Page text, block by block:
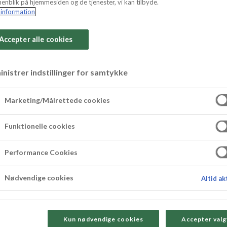
med nougat, rosiner og chokolade.
blandes i den bløde nougat, og
chokolade på hver side, inden den skæres ud.
på hjemmesiden og de tjenester, vi kan tilbyde.
alle cookies
indstillinger for samtykke
Marketing/Målrettede cookies
Funktionelle cookies
Performance Cookies
Nødvendige cookies Altid
Kun nødvendige cookies Accepter